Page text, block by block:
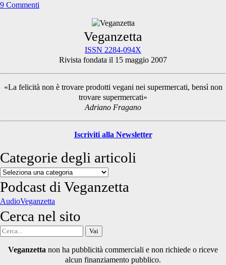
9 Commenti
Sidebar
Veganzetta
ISSN 2284-094X
Rivista fondata il 15 maggio 2007
«La felicità non è trovare prodotti vegani nei supermercati, bensì non
trovare supermercati»
Adriano Fragano
Iscriviti alla Newsletter
Categorie degli articoli
Categorie
degli
articoli
Podcast di Veganzetta
AudioVeganzetta
Cerca nel sito
Cerca
Veganzetta non ha pubblicità commerciali e non richiede o riceve
alcun finanziamento pubblico.